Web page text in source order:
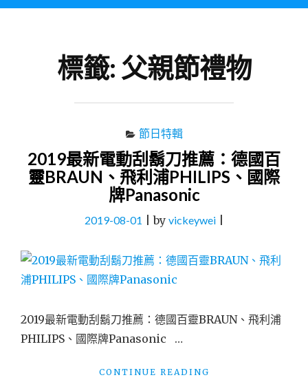
標籤: 父親節禮物
節日特輯
2019最新電動刮鬍刀推薦：德國百
靈BRAUN、飛利浦PHILIPS、國際
牌Panasonic
2019-08-01 |by vickeywei|
2019最新電動刮鬍刀推薦：德國百靈BRAUN、飛利浦
PHILIPS、國際牌Panasonic …
CONTINUE READING